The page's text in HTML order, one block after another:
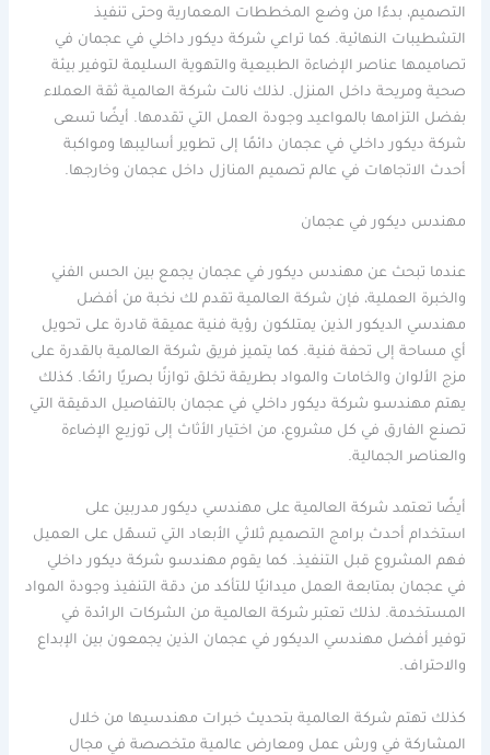
التصميم، بدءًا من وضع المخططات المعمارية وحتى تنفيذ
التشطيبات النهائية. كما تراعي شركة ديكور داخلي في عجمان في
تصاميمها عناصر الإضاءة الطبيعية والتهوية السليمة لتوفير بيئة
صحية ومريحة داخل المنزل. لذلك نالت شركة العالمية ثقة العملاء
بفضل التزامها بالمواعيد وجودة العمل التي تقدمها. أيضًا تسعى
شركة ديكور داخلي في عجمان دائمًا إلى تطوير أساليبها ومواكبة
أحدث الاتجاهات في عالم تصميم المنازل داخل عجمان وخارجها.
مهندس ديكور في عجمان
عندما تبحث عن مهندس ديكور في عجمان يجمع بين الحس الفني
والخبرة العملية، فإن شركة العالمية تقدم لك نخبة من أفضل
مهندسي الديكور الذين يمتلكون رؤية فنية عميقة قادرة على تحويل
أي مساحة إلى تحفة فنية. كما يتميز فريق شركة العالمية بالقدرة على
مزج الألوان والخامات والمواد بطريقة تخلق توازنًا بصريًا رائعًا. كذلك
يهتم مهندسو شركة ديكور داخلي في عجمان بالتفاصيل الدقيقة التي
تصنع الفارق في كل مشروع، من اختيار الأثاث إلى توزيع الإضاءة
والعناصر الجمالية.
أيضًا تعتمد شركة العالمية على مهندسي ديكور مدربين على
استخدام أحدث برامج التصميم ثلاثي الأبعاد التي تسهّل على العميل
فهم المشروع قبل التنفيذ. كما يقوم مهندسو شركة ديكور داخلي
في عجمان بمتابعة العمل ميدانيًا للتأكد من دقة التنفيذ وجودة المواد
المستخدمة. لذلك تعتبر شركة العالمية من الشركات الرائدة في
توفير أفضل مهندسي الديكور في عجمان الذين يجمعون بين الإبداع
والاحتراف.
كذلك تهتم شركة العالمية بتحديث خبرات مهندسيها من خلال
المشاركة في ورش عمل ومعارض عالمية متخصصة في مجال